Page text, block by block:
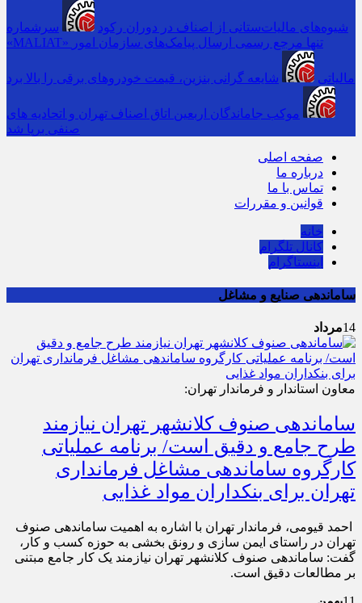
شیوه‌های مالیات‌ستانی از اصناف در دوران رکود
سرشماره
«MALIAT» تنها مرجع رسمی ارسال پیامک‌های سازمان امور
مالیاتی شایعه گرانی بنزین، قیمت خودروهای برقی را بالا برد
موکب جاماندگان اربعین اتاق اصناف تهران و اتحادیه های
صنفی برپا شد
صفحه اصلی
درباره ما
تماس با ما
قوانین و مقررات
خانه
کانال تلگرام
اینستاگرام
ساماندهی صنایع و مشاغل
14مرداد
معاون استاندار و فرماندار تهران:
ساماندهی صنوف کلانشهر تهران نیازمند
طرح جامع و دقیق است/ برنامه عملیاتی
کارگروه ساماندهی مشاغل فرمانداری
تهران برای بنکداران مواد غذایی
احمد قیومی، فرماندار تهران با اشاره به اهمیت ساماندهی صنوف
تهران در راستای ایمن سازی و رونق بخشی به حوزه کسب و کار،
گفت: ساماندهی صنوف کلانشهر تهران نیازمند یک کار جامع مبتنی
بر مطالعات دقیق است.